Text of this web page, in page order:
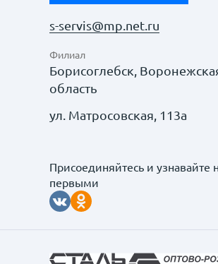
s-servis@mp.net.ru
Филиал
Борисоглебск,
область
ул. Матросовская, 113а
Присоединяйтесь и узнавайте
первыми